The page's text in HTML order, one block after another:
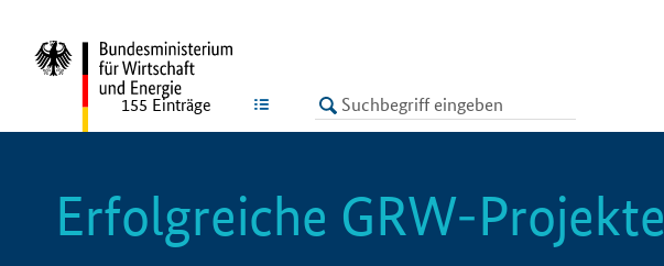
LISTE
155 Einträge
Erfolgreiche GRW-Projekte